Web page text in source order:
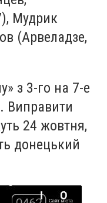
Мудрик
(Арвеладзе,
з 3-го на 7-е
Виправити
24 жовтня,
донецький